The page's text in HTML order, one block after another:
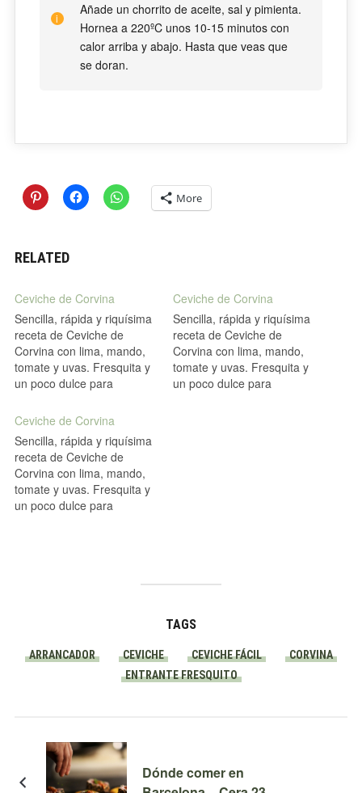
Añade un chorrito de aceite, sal y pimienta.
Hornea a 220ºC unos 10-15 minutos con
calor arriba y abajo. Hasta que veas que
se doran.
More
RELATED
Ceviche de Corvina
Sencilla, rápida y riquísima
receta de Ceviche de
Corvina con lima, mando,
tomate y uvas. Fresquita y
un poco dulce para
Ceviche de Corvina
Sencilla, rápida y riquísima
receta de Ceviche de
Corvina con lima, mando,
tomate y uvas. Fresquita y
un poco dulce para
Ceviche de Corvina
Sencilla, rápida y riquísima
receta de Ceviche de
Corvina con lima, mando,
tomate y uvas. Fresquita y
un poco dulce para
TAGS
ARRANCADOR CEVICHE CEVICHE FÁCIL
CORVINA
ENTRANTE FRESQUITO
Dónde comer en